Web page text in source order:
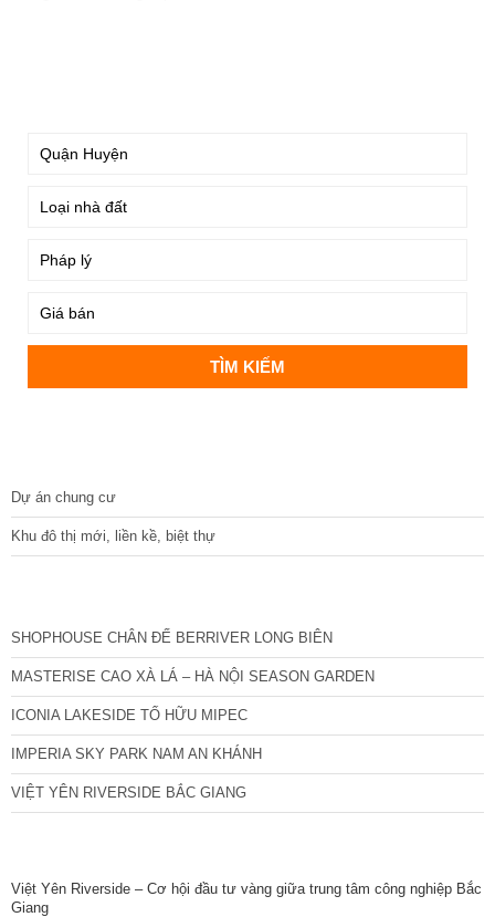
Dự án chung cư
Khu đô thị mới, liền kề, biệt thự
SHOPHOUSE CHÂN ĐẾ BERRIVER LONG BIÊN
MASTERISE CAO XÀ LÁ – HÀ NỘI SEASON GARDEN
ICONIA LAKESIDE TỐ HỮU MIPEC
IMPERIA SKY PARK NAM AN KHÁNH
VIỆT YÊN RIVERSIDE BẮC GIANG
Việt Yên Riverside – Cơ hội đầu tư vàng giữa trung tâm công nghiệp Bắc
Giang